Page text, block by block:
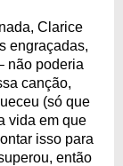
Clarice
engraçadas,
não poderia
canção,
(só que
vida em que
isso para
então